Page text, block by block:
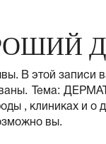
В этой
Тема:
, клиниках и
вы.